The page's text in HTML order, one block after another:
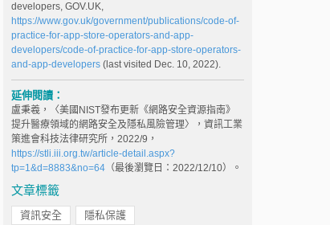
developers, GOV.UK,
https://www.gov.uk/government/publications/code-of-
practice-for-app-store-operators-and-app-
developers/code-of-practice-for-app-store-operators-
and-app-developers(last visited Dec. 10, 2022).
延伸閱讀：
盧秉羲，〈美國NIST發布更新《網路安全資源指南》
提升醫療領域的網路安全及隱私風險管理〉，資訊工業
策進會科技法律研究所，2022/9，
https://stli.iii.org.tw/article-detail.aspx?
tp=1&d=8883&no=64（最後瀏覽日：2022/12/10）。
文章標籤
資訊安全 隱私保護